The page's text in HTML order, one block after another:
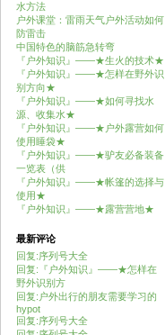
水方法
户外课堂：雷雨天气户外活动如何
防雷击
中国特色的脑筋急转弯
『户外知识』——★生火的技术★
『户外知识』——★怎样在野外识
别方向★
『户外知识』——★如何寻找水
源、收集水★
『户外知识』——★户外露营如何
使用睡袋★
『户外知识』——★驴友必备装备
一览表（供
『户外知识』——★帐篷的选择与
使用★
『户外知识』——★露营营地★
最新评论
回复:序列号大全
回复:『户外知识』——★怎样在
野外识别方
回复:户外出行的朋友需要学习的
hypot
回复:序列号大全